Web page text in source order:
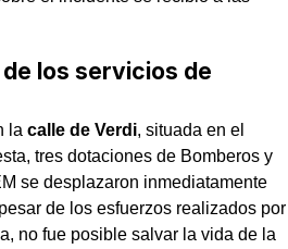
los servicios de
la calle de Verdi, situada en el
tres dotaciones de Bomberos y
se desplazaron inmediatamente
de los esfuerzos realizados por
no fue posible salvar la vida de la